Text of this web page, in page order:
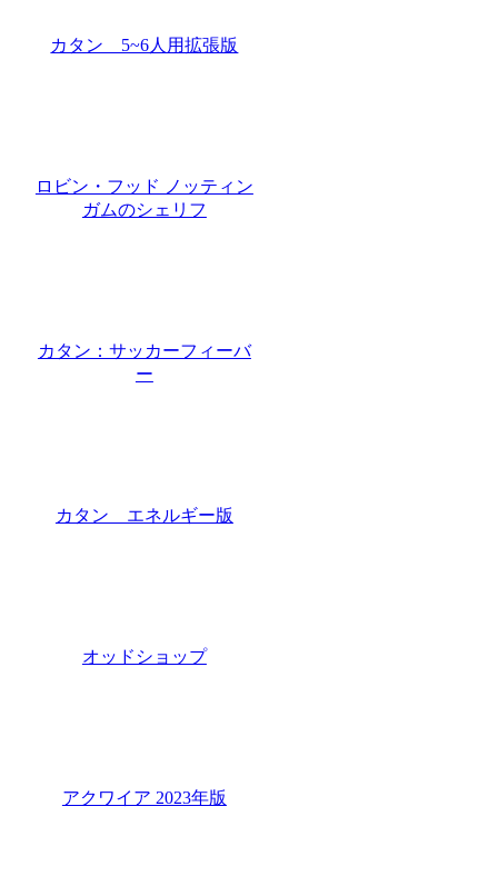
カタン 5~6人用拡張版
ロビン・フッド ノッティン
ガムのシェリフ
カタン：サッカーフィーバ
ー
カタン エネルギー版
オッドショップ
アクワイア 2023年版